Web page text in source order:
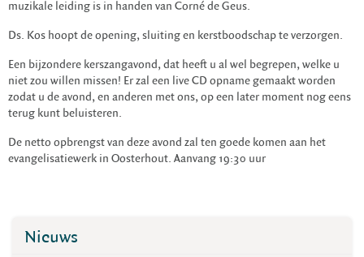
muzikale leiding is in handen van Corné de Geus.
Ds. Kos hoopt de opening, sluiting en kerstboodschap te verzorgen.
Een bijzondere kerszangavond, dat heeft u al wel begrepen, welke u
niet zou willen missen! Er zal een live CD opname gemaakt worden
zodat u de avond, en anderen met ons, op een later moment nog eens
terug kunt beluisteren.
De netto opbrengst van deze avond zal ten goede komen aan het
evangelisatiewerk in Oosterhout. Aanvang 19:30 uur
Nieuws